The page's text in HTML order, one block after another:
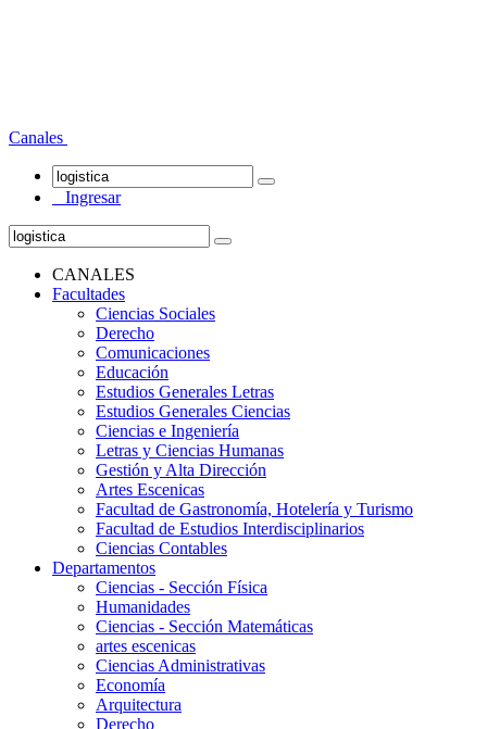
Canales
Ingresar
CANALES
Facultades
Ciencias Sociales
Derecho
Comunicaciones
Educación
Estudios Generales Letras
Estudios Generales Ciencias
Ciencias e Ingeniería
Letras y Ciencias Humanas
Gestión y Alta Dirección
Artes Escenicas
Facultad de Gastronomía, Hotelería y Turismo
Facultad de Estudios Interdisciplinarios
Ciencias Contables
Departamentos
Ciencias - Sección Física
Humanidades
Ciencias - Sección Matemáticas
artes escenicas
Ciencias Administrativas
Economía
Arquitectura
Derecho